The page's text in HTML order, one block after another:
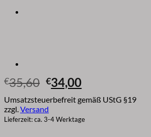
€35,60 Ursprünglicher
Preis
war:
€35,60
€34,00Aktueller
Preis
ist:
€34,00.
Umsatzsteuerbefreit gemäß UStG §19
zzgl.Versand
Lieferzeit: ca. 3-4 Werktage